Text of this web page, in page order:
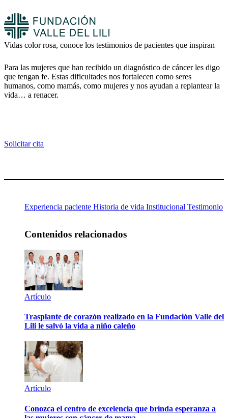
Vidas color rosa, conoce los testimonios de pacientes que inspiran
Para las mujeres que han recibido un diagnóstico de cáncer les digo
que tengan fe. Estas dificultades nos fortalecen como seres
humanos, como mamás, como mujeres y nos ayudan a replantear la
vida… a renacer.
Solicitar cita
Experiencia paciente Historia de vida Institucional Testimonio
Contenidos relacionados
Artículo
Trasplante de corazón realizado en la Fundación Valle del
Lili le salvó la vida a niño caleño
Artículo
Conozca el centro de excelencia que brinda esperanza a